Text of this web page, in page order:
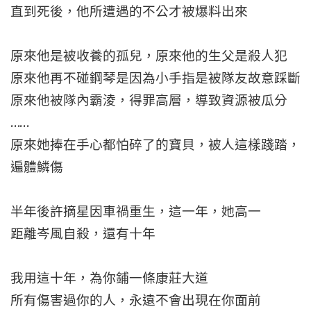
直到死後，他所遭遇的不公才被爆料出來
原來他是被收養的孤兒，原來他的生父是殺人犯
原來他再不碰鋼琴是因為小手指是被隊友故意踩斷
原來他被隊內霸淩，得罪高層，導致資源被瓜分
……
原來她捧在手心都怕碎了的寶貝，被人這樣踐踏，
遍體鱗傷
半年後許摘星因車禍重生，這一年，她高一
距離岑風自殺，還有十年
我用這十年，為你鋪一條康莊大道
所有傷害過你的人，永遠不會出現在你面前